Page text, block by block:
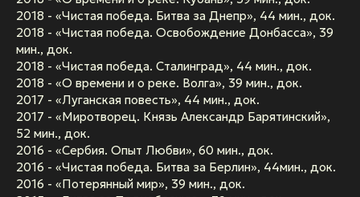
2018 - «Чистая победа. Битва за Днепр», 44 мин., док.
2018 - «Чистая победа. Освобождение Донбасса», 39
мин., док.
2018 - «Чистая победа. Сталинград», 44 мин., док.
2018 - «О времени и о реке. Волга», 39 мин., док.
2017 - «Луганская повесть», 44 мин., док.
2017 - «Миротворец. Князь Александр Барятинский»,
52 мин., док.
2016 - «Сербия. Опыт Любви», 60 мин., док.
2016 - «Чистая победа. Битва за Берлин», 44мин., док.
2016 - «Потерянный мир», 39 мин., док.